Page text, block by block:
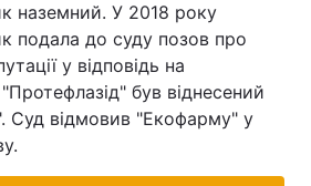
наземний. У 2018 року
подала до суду позов про
у відповідь на
"Протефлазід" був віднесений
Суд відмовив "Екофарму" у